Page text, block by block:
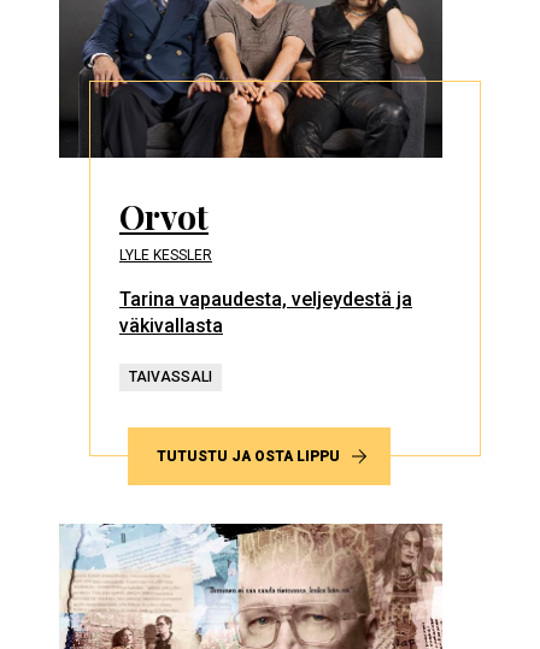
Orvot
LYLE KESSLER
Tarina vapaudesta, veljeydestä ja
väkivallasta
TAIVASSALI
TUTUSTU JA OSTA LIPPU